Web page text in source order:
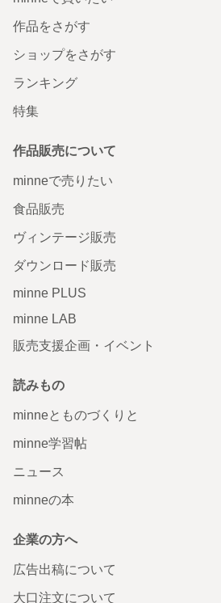
作品をさがす
ショップをさがす
ランキング
特集
作品販売について
minneで売りたい
食品販売
ヴィンテージ販売
ダウンロード販売
minne PLUS
minne LAB
販売支援企画・イベント
読みもの
minneとものづくりと
minne学習帖
ニュース
minneの本
企業の方へ
広告出稿について
大口注文について